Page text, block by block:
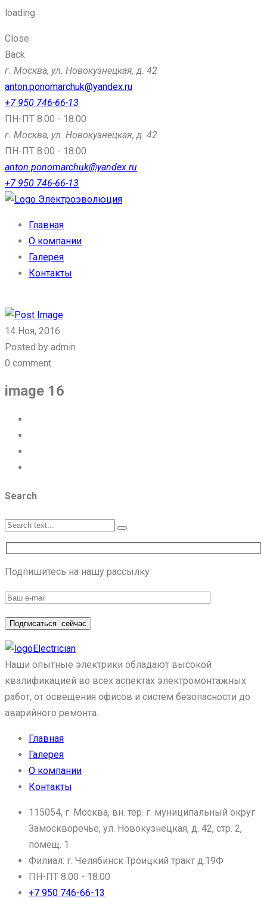
loading
Close
Back
г. Москва, ул. Новокузнецкая, д. 42
anton.ponomarchuk@yandex.ru
+7 950 746-66-13
ПН-ПТ 8:00 - 18:00
г. Москва, ул. Новокузнецкая, д. 42
ПН-ПТ 8:00 - 18:00
anton.ponomarchuk@yandex.ru
+7 950 746-66-13
Электроэволюция
Главная
О компании
Галерея
Контакты
14 Ноя, 2016
Posted by admin
0 comment
image 16
Search
Подпишитесь на нашу рассылку
Подписаться сейчас
Electrician
Наши опытные электрики обладают высокой
квалификацией во всех аспектах электромонтажных
работ, от освещения офисов и систем безопасности до
аварийного ремонта.
Главная
Галерея
О компании
Контакты
115054, г. Москва, вн. тер. г. муниципальный округ
Замоскворечье, ул. Новокузнецкая, д. 42, стр. 2,
помещ. 1
Филиал: г. Челябинск Троицкий тракт д.19Ф
ПН-ПТ 8:00 - 18:00
+7 950 746-66-13